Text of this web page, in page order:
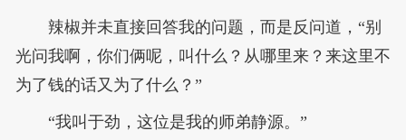
辣椒并未直接回答我的问题，而是反问道，“别
光问我啊，你们俩呢，叫什么？从哪里来？来这里不
为了钱的话又为了什么？”
“我叫于劲，这位是我的师弟静源。”